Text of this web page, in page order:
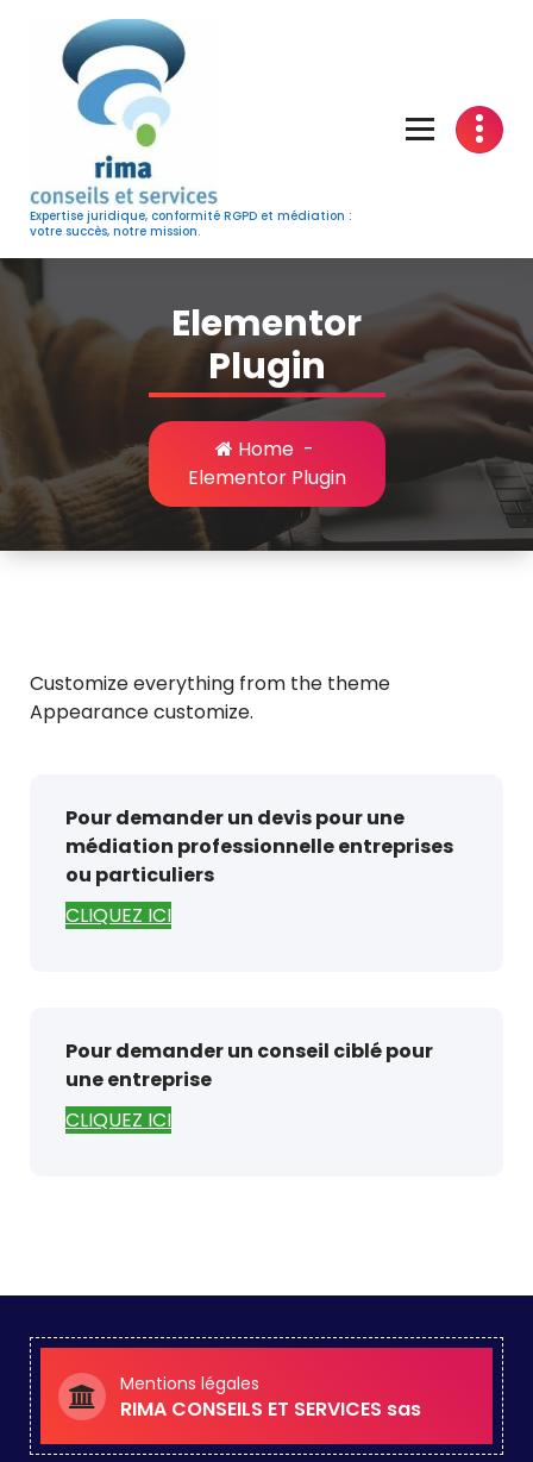
content
Expertise juridique, conformité RGPD et médiation :
votre succès, notre mission.
Elementor
Plugin
Home-
Elementor Plugin
Customize everything from the theme
Appearance customize.
Pour demander un devis pour une
médiation professionnelle entreprises
ou particuliers
CLIQUEZ ICI
Pour demander un conseil ciblé pour
une entreprise
CLIQUEZ ICI
Mentions légales
RIMA CONSEILS ET SERVICES sas